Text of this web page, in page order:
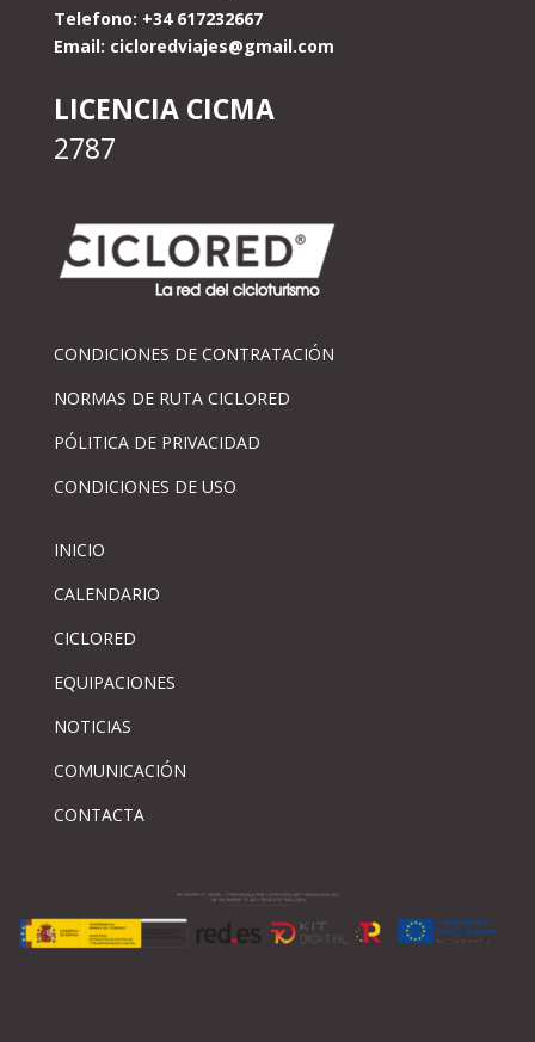
Telefono: +34 617232667
Email: cicloredviajes@gmail.com
LICENCIA CICMA
2787
CONDICIONES DE CONTRATACIÓN
NORMAS DE RUTA CICLORED
PÓLITICA DE PRIVACIDAD
CONDICIONES DE USO
INICIO
CALENDARIO
CICLORED
EQUIPACIONES
NOTICIAS
COMUNICACIÓN
CONTACTA